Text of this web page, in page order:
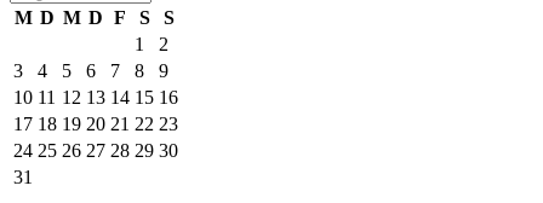
M D M D F S
S
1
2
3
4 5 6 7 8
9
10 11 12 13 14 15 16
17 18 19 20 21 22 23
24 25 26 27 28 29 30
31